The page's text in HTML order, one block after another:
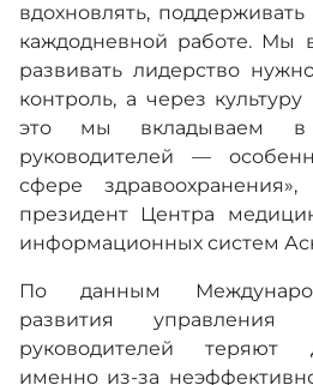
вдохновлять,
каждодневной работе.
развивать лидерство
контроль, а через
это мы вкладываем в
руководителей —
сфере
президент Центра
информационных систем
По данным
развития
руководителей теряют
именно из-за